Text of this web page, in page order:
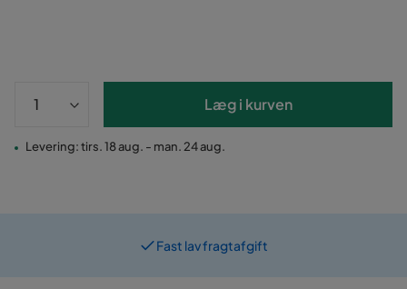
Læg i kurven
Levering: tirs. 18 aug. - man. 24 aug.